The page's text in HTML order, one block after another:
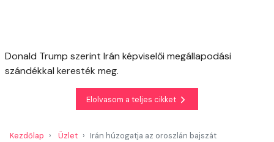
Donald Trump szerint Irán képviselői megállapodási
szándékkal keresték meg.
Elolvasom a teljes cikket
Kezdőlap Üzlet Irán húzogatja az oroszlán bajszát